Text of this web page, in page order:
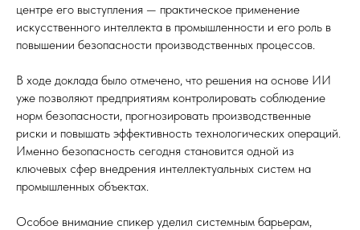
центре его выступления — практическое применение
искусственного интеллекта в промышленности и его роль в
повышении безопасности производственных процессов.
В ходе доклада было отмечено, что решения на основе ИИ
уже позволяют предприятиям контролировать соблюдение
норм безопасности, прогнозировать производственные
риски и повышать эффективность технологических операций.
Именно безопасность сегодня становится одной из
ключевых сфер внедрения интеллектуальных систем на
промышленных объектах.
Особое внимание спикер уделил системным барьерам,